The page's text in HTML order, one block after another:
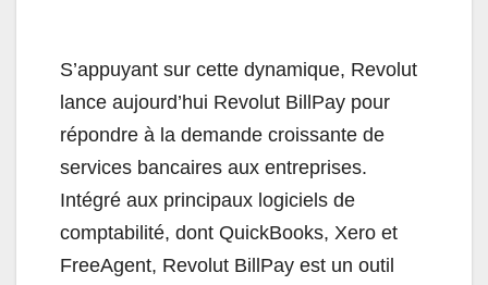
S’appuyant sur cette dynamique, Revolut
lance aujourd’hui Revolut BillPay pour
répondre à la demande croissante de
services bancaires aux entreprises.
Intégré aux principaux logiciels de
comptabilité, dont QuickBooks, Xero et
FreeAgent, Revolut BillPay est un outil